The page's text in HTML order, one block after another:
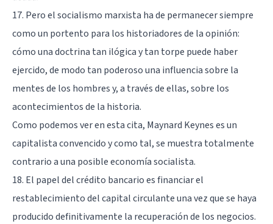
17. Pero el socialismo marxista ha de permanecer siempre
como un portento para los historiadores de la opinión:
cómo una doctrina tan ilógica y tan torpe puede haber
ejercido, de modo tan poderoso una influencia sobre la
mentes de los hombres y, a través de ellas, sobre los
acontecimientos de la historia.
Como podemos ver en esta cita, Maynard Keynes es un
capitalista convencido y como tal, se muestra totalmente
contrario a una posible economía socialista.
18. El papel del crédito bancario es financiar el
restablecimiento del capital circulante una vez que se haya
producido definitivamente la recuperación de los negocios.